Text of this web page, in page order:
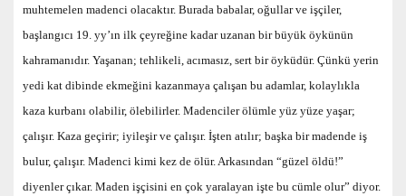
muhtemelen madenci olacaktır. Burada babalar, oğullar ve işçiler,
başlangıcı 19. yy’ın ilk çeyreğine kadar uzanan bir büyük öykünün
kahramanıdır. Yaşanan; tehlikeli, acımasız, sert bir öyküdür. Çünkü yerin
yedi kat dibinde ekmeğini kazanmaya çalışan bu adamlar, kolaylıkla
kaza kurbanı olabilir, ölebilirler. Madenciler ölümle yüz yüze yaşar;
çalışır. Kaza geçirir; iyileşir ve çalışır. İşten atılır; başka bir madende iş
bulur, çalışır. Madenci kimi kez de ölür. Arkasından “güzel öldü!”
diyenler çıkar. Maden işçisini en çok yaralayan işte bu cümle olur” diyor.